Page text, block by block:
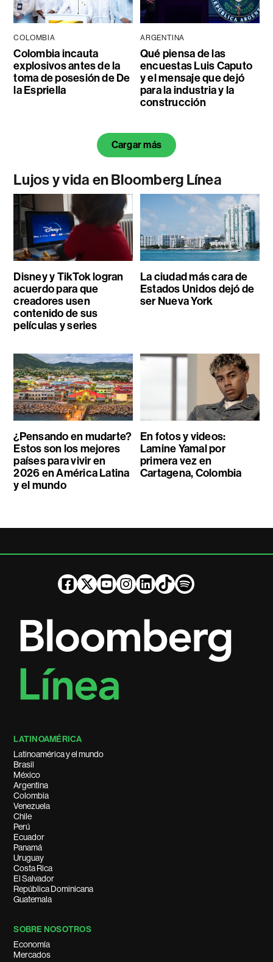
COLOMBIA
Colombia incauta
explosivos antes de la
toma de posesión de De
la Espriella
ARGENTINA
Qué piensa de las
encuestas Luis Caputo
y el mensaje que dejó
para la industria y la
construcción
Cargar más
Lujos y vida en Bloomberg Línea
Disney y TikTok logran
acuerdo para que
creadores usen
contenido de sus
películas y series
La ciudad más cara de
Estados Unidos dejó de
ser Nueva York
¿Pensando en mudarte?
Estos son los mejores
países para vivir en
2026 en América Latina
y el mundo
En fotos y videos:
Lamine Yamal por
primera vez en
Cartagena, Colombia
LATINOAMÉRICA
Latinoamérica y el mundo
Brasil
México
Argentina
Colombia
Venezuela
Chile
Perú
Ecuador
Panamá
Uruguay
Costa Rica
El Salvador
República Dominicana
Guatemala
SOBRE NOSOTROS
Economía
Mercados